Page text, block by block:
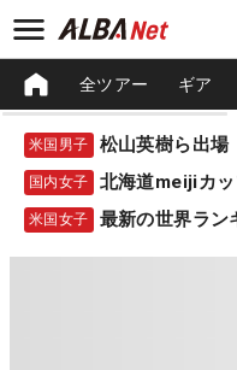
全ツアー ギア
米国男子
国内女子 北海道meijiカ
米国女子 最新の世界ラン